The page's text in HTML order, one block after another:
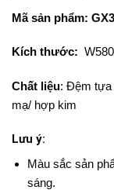
Mã sản phẩm:
Kích thước:
Chất liệu: Đệm tựa
mạ/ hợp kim
Lưu ý:
Màu sắc sản
sáng.